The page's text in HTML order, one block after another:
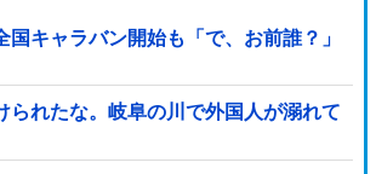
国キャラバン開始も「で、お前誰？」
られたな。岐阜の川で外国人が溺れて